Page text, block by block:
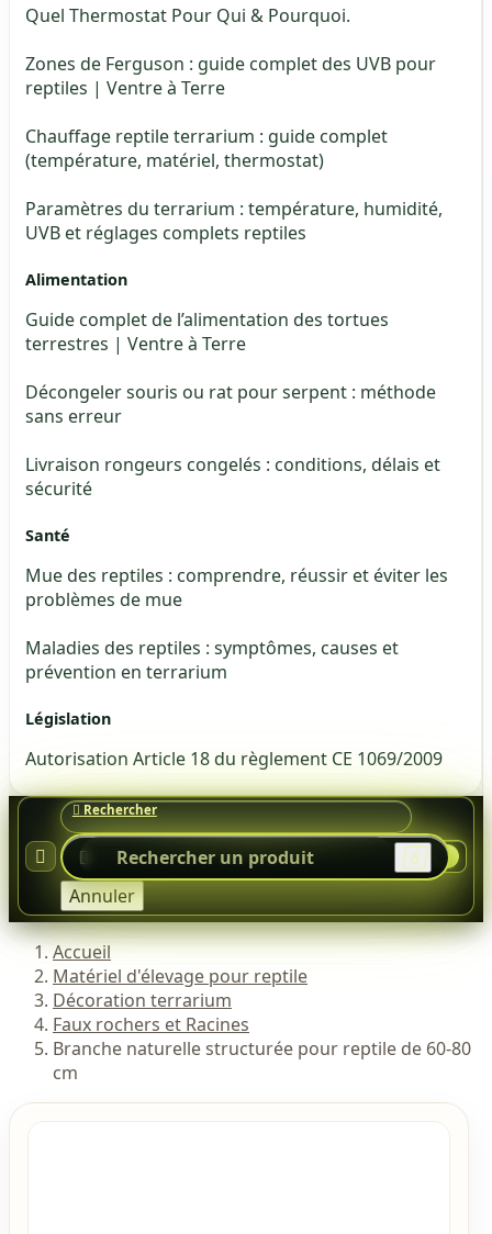
Quel Thermostat Pour Qui & Pourquoi.
Zones de Ferguson : guide complet des UVB pour
reptiles | Ventre à Terre
Chauffage reptile terrarium : guide complet
(température, matériel, thermostat)
Paramètres du terrarium : température, humidité,
UVB et réglages complets reptiles
Alimentation
Guide complet de l’alimentation des tortues
terrestres | Ventre à Terre
Décongeler souris ou rat pour serpent : méthode
sans erreur
Livraison rongeurs congelés : conditions, délais et
sécurité
Santé
Mue des reptiles : comprendre, réussir et éviter les
problèmes de mue
Maladies des reptiles : symptômes, causes et
prévention en terrarium
Législation
Autorisation Article 18 du règlement CE 1069/2009



Annuler

Accueil
Matériel d'élevage pour reptile
Décoration terrarium
Faux rochers et Racines
Branche naturelle structurée pour reptile de 60-80
cm